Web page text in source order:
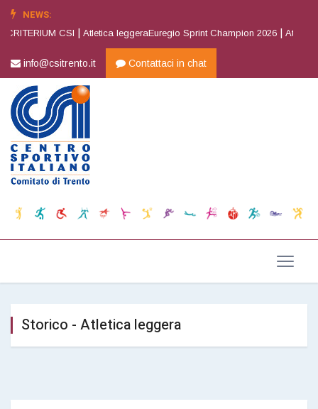
NEWS:
CSI |Atletica leggeraEuregio Sprint Champion 2026 |Atletica
info@csitrento.it Contattaci in chat
Storico - Atletica leggera